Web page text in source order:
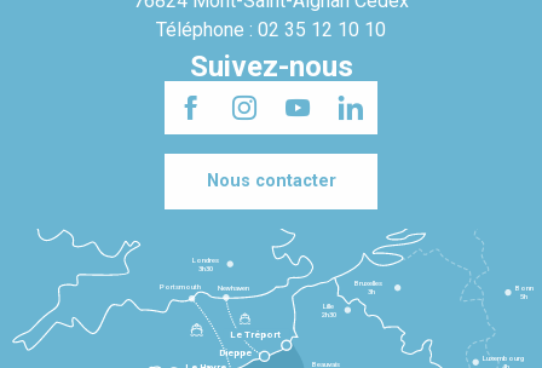
Téléphone : 02 35 12 10 10
Suivez-nous
Nous contacter
Dieppe
Le Tréport
Beauvais
Lille
2h30
Bruxelles
3h
Londres
3h30
Newhaven
Portsmouth
Bonn
5h
Luxembourg